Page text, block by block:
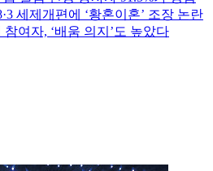
세제개편에 ‘황혼이혼’ 조장 논란
여자, ‘배움 의지’도 높았다